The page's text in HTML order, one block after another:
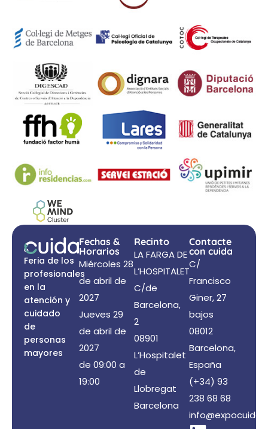
Feria de los
profesionales
en la
atención y
cuidado
de
personas
mayores
Fechas &
Horarios
Miércoles 28
de abril de
2027
Jueves 29
de abril de
2027
de 09:00 a
19:00
Recinto
LA FARGA DE
L’HOSPITALET
C/de
Barcelona,
2
08901
L’Hospitalet
de
Llobregat
Barcelona
Contacte
con cuida
C/
Francisco
Giner, 27
bajos
08012
Barcelona,
España
(+34) 93
238 68 68